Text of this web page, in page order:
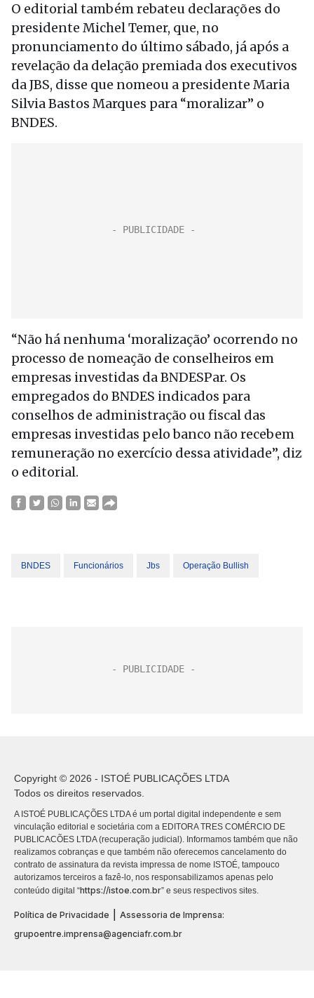
O editorial também rebateu declarações do
presidente Michel Temer, que, no
pronunciamento do último sábado, já após a
revelação da delação premiada dos executivos
da JBS, disse que nomeou a presidente Maria
Silvia Bastos Marques para “moralizar” o
BNDES.
“Não há nenhuma ‘moralização’ ocorrendo no
processo de nomeação de conselheiros em
empresas investidas da BNDESPar. Os
empregados do BNDES indicados para
conselhos de administração ou fiscal das
empresas investidas pelo banco não recebem
remuneração no exercício dessa atividade”, diz
o editorial.
BNDES Funcionários Jbs Operação Bullish
Copyright © 2026 - ISTOÉ PUBLICAÇÕES LTDA
Todos os direitos reservados.
A ISTOÉ PUBLICAÇÕES LTDA é um portal digital independente e sem
vinculação editorial e societária com a EDITORA TRES COMÉRCIO DE
PUBLICACÕES LTDA (recuperação judicial). Informamos também que não
realizamos cobranças e que também não oferecemos cancelamento do
contrato de assinatura da revista impressa de nome ISTOÉ, tampouco
autorizamos terceiros a fazê-lo, nos responsabilizamos apenas pelo
conteúdo digital “https://istoe.com.br” e seus respectivos sites.
Política de Privacidade
Assessoria de Imprensa:
grupoentre.imprensa@agenciafr.com.br